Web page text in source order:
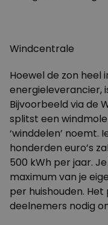
Windcentrale
Hoewel de zon heel
energieleverancier,
Bijvoorbeeld via de
splitst een
‘winddelen’ noemt.
honderden euro’s
500 kWh per jaar.
maximum van je
per huishouden.
deelnemers nodig